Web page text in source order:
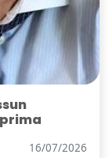
16/07/2026